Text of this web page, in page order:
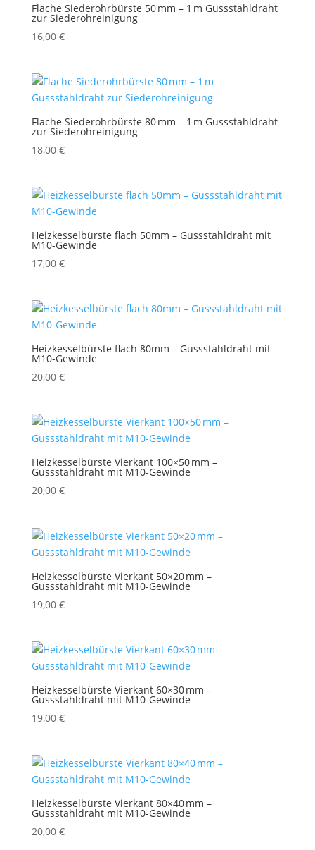
Flache Siederohrbürste 50 mm – 1 m Gussstahldraht
zur Siederohreinigung
16,00 €
Flache Siederohrbürste 80 mm – 1 m Gussstahldraht
zur Siederohreinigung
18,00 €
Heizkesselbürste flach 50mm – Gussstahldraht mit
M10-Gewinde
17,00 €
Heizkesselbürste flach 80mm – Gussstahldraht mit
M10-Gewinde
20,00 €
Heizkesselbürste Vierkant 100×50 mm –
Gussstahldraht mit M10-Gewinde
20,00 €
Heizkesselbürste Vierkant 50×20 mm –
Gussstahldraht mit M10-Gewinde
19,00 €
Heizkesselbürste Vierkant 60×30 mm –
Gussstahldraht mit M10-Gewinde
19,00 €
Heizkesselbürste Vierkant 80×40 mm –
Gussstahldraht mit M10-Gewinde
20,00 €